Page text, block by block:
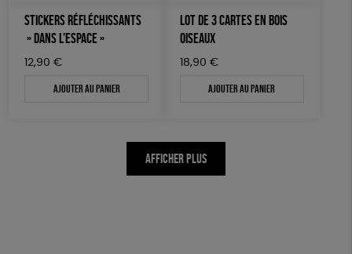
STICKERS RÉFLÉCHISSANTS
» DANS L’ESPACE »
12,90 €
Ajouter au panier
LOT DE 3 CARTES EN BOIS
OISEAUX
18,90 €
Ajouter au panier
AFFICHER PLUS